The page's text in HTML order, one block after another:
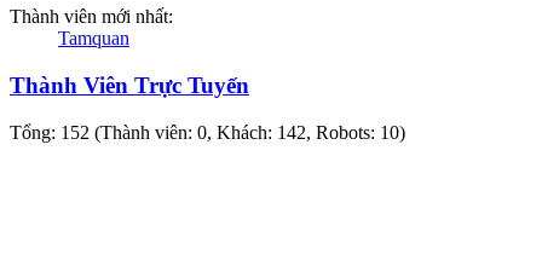
Thành viên mới nhất:
Tamquan
Thành Viên Trực Tuyến
Tổng: 152 (Thành viên: 0, Khách: 142, Robots: 10)